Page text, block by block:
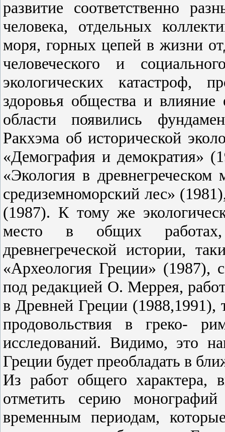
развитие соответственно
человека, отдельных
моря, горных цепей в жизни
человеческого и
экологических катастроф,
здоровья общества и
области появились
Ракхэма об исторической
«Демография и демократия»
«Экология в
средиземноморский лес»
(1987). К тому же
место в общих
древнегреческой истории,
«Археология Греции» (1987),
под редакцией О. Меррея,
в Древней Греции (1988,1991),
продовольствия в греко-
исследований. Видимо, это
Греции будет преобладать в
Из работ общего
отметить серию
временным периодам,